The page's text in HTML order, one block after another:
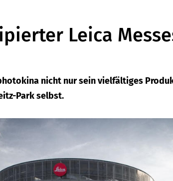
Leica
nicht nur sein vielfältiges
Park selbst.